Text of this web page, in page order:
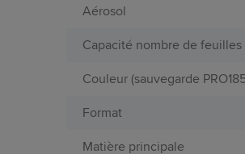
Aérosol
Capacité nombre de feuilles
Couleur (sauvegarde
Format
Matière principale